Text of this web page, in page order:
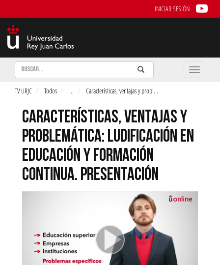
INICIAR SESIÓN
Buscar Enviar
Buscar
Toggle
TV URJC Todos ... Características, ventajas y probl...
CARACTERÍSTICAS, VENTAJAS Y
PROBLEMÁTICA: LUDIFICACIÓN EN
EDUCACIÓN Y FORMACIÓN
CONTINUA. PRESENTACIÓN